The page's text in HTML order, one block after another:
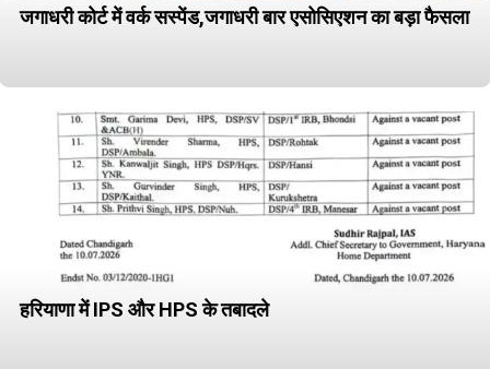
जगाधरी कोर्ट में वर्क सस्पेंड,जगाधरी बार एसोसिएशन का बड़ा फैसला
हरियाणा में IPS और HPS के तबादले